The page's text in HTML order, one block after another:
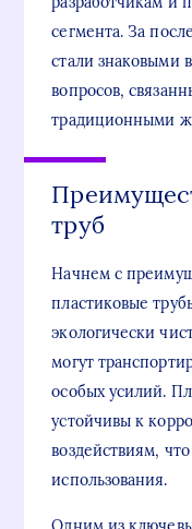
сегмента. За
стали знаковыми
вопросов,
традиционными
труб
Начнем с
пластиковые
экологически
могут
особых усилий.
устойчивы к
воздействиям,
использования.